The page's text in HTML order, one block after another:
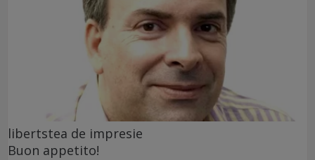
libertstea de impresie
Buon appetito!